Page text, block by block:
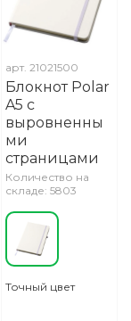
арт.21021500
Блокнот Polar
A5 с
выровненны
ми
страницами
Количество на
складе: 5803
Точный цвет